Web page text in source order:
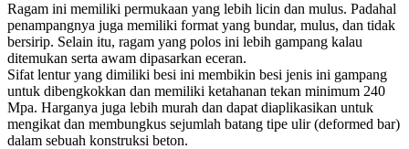
Ragam ini memiliki permukaan yang lebih licin dan mulus. Padahal
penampangnya juga memiliki format yang bundar, mulus, dan tidak
bersirip. Selain itu, ragam yang polos ini lebih gampang kalau
ditemukan serta awam dipasarkan eceran.
Sifat lentur yang dimiliki besi ini membikin besi jenis ini gampang
untuk dibengkokkan dan memiliki ketahanan tekan minimum 240
Mpa. Harganya juga lebih murah dan dapat diaplikasikan untuk
mengikat dan membungkus sejumlah batang tipe ulir (deformed bar)
dalam sebuah konstruksi beton.